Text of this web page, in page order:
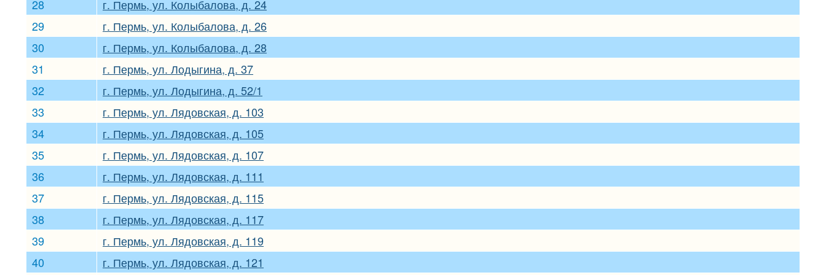
28
г. Пермь, ул. Колыбалова, д. 24
29
г. Пермь, ул. Колыбалова, д. 26
30
г. Пермь, ул. Колыбалова, д. 28
31
г. Пермь, ул. Лодыгина, д. 37
32
г. Пермь, ул. Лодыгина, д. 52/1
33
г. Пермь, ул. Лядовская, д. 103
34
г. Пермь, ул. Лядовская, д. 105
35
г. Пермь, ул. Лядовская, д. 107
36
г. Пермь, ул. Лядовская, д. 111
37
г. Пермь, ул. Лядовская, д. 115
38
г. Пермь, ул. Лядовская, д. 117
39
г. Пермь, ул. Лядовская, д. 119
40
г. Пермь, ул. Лядовская, д. 121